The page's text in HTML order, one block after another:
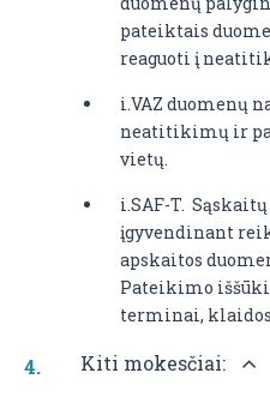
pateiktais
reaguoti į
i.VAZ duomenų
neatitikimų ir
vietų.
i.SAF-T.
įgyvendinant
apskaitos
Pateikimo
terminai,
Kiti mokesčiai: